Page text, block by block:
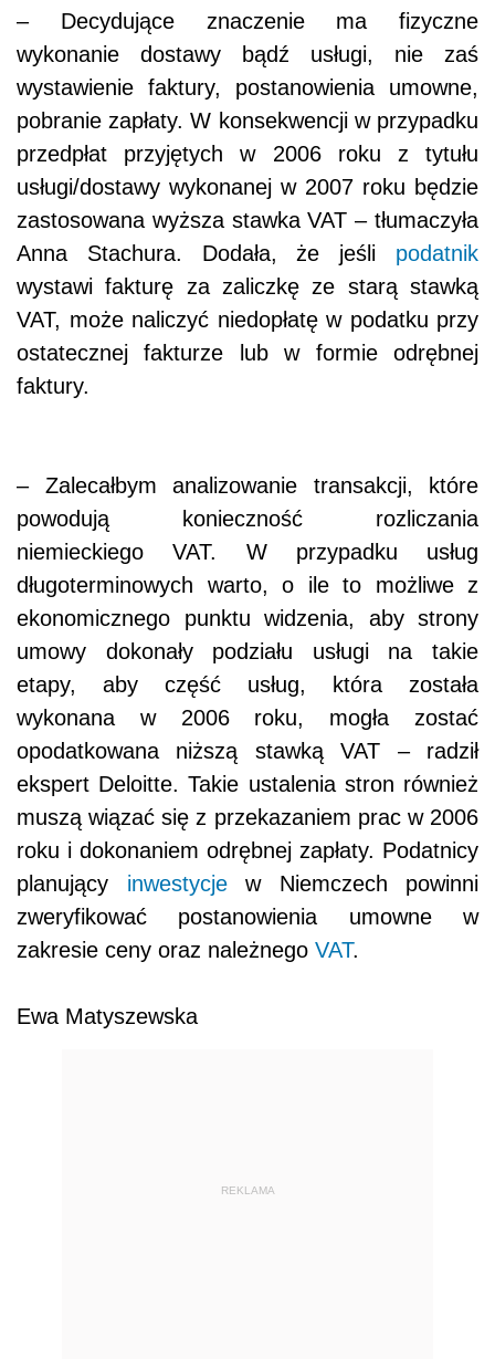
– Decydujące znaczenie ma fizyczne
wykonanie dostawy bądź usługi, nie zaś
wystawienie faktury, postanowienia umowne,
pobranie zapłaty. W konsekwencji w przypadku
przedpłat przyjętych w 2006 roku z tytułu
usługi/dostawy wykonanej w 2007 roku będzie
zastosowana wyższa stawka VAT – tłumaczyła
Anna Stachura. Dodała, że jeśli podatnik
wystawi fakturę za zaliczkę ze starą stawką
VAT, może naliczyć niedopłatę w podatku przy
ostatecznej fakturze lub w formie odrębnej
faktury.
– Zalecałbym analizowanie transakcji, które
powodują konieczność rozliczania
niemieckiego VAT. W przypadku usług
długoterminowych warto, o ile to możliwe z
ekonomicznego punktu widzenia, aby strony
umowy dokonały podziału usługi na takie
etapy, aby część usług, która została
wykonana w 2006 roku, mogła zostać
opodatkowana niższą stawką VAT – radził
ekspert Deloitte. Takie ustalenia stron również
muszą wiązać się z przekazaniem prac w 2006
roku i dokonaniem odrębnej zapłaty. Podatnicy
planujący inwestycjew Niemczech powinni
zweryfikować postanowienia umowne w
zakresie ceny oraz należnego VAT.
Ewa Matyszewska
REKLAMA